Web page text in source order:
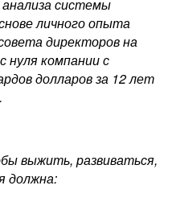
системы
личного опыта
директоров на
нуля компании с
долларов за 12 лет
выжить, развиваться,
должна: